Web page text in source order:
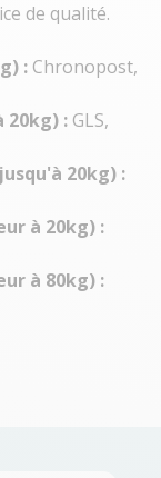
de qualité.
: Chronopost,
20kg) : GLS,
20kg) :
à 20kg) :
à 80kg) :